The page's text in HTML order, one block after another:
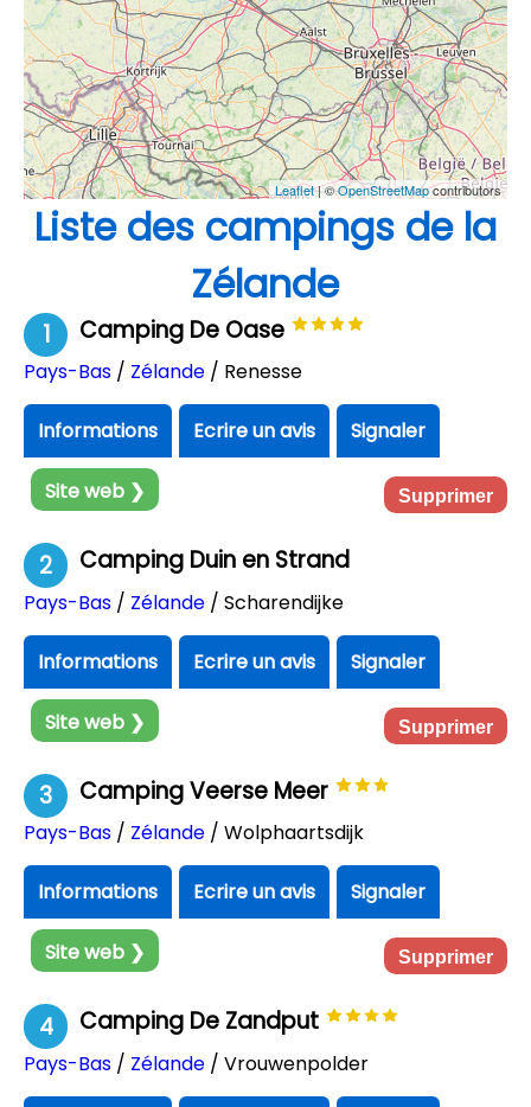
Leaflet| ©OpenStreetMapcontributors
Liste des campings de la
Zélande
1 Camping De Oase
Pays-Bas / Zélande / Renesse
Informations Ecrire un avis Signaler
Site web ❯ Supprimer
2 Camping Duin en Strand
Pays-Bas / Zélande / Scharendijke
Informations Ecrire un avis Signaler
Site web ❯ Supprimer
3 Camping Veerse Meer
Pays-Bas / Zélande / Wolphaartsdijk
Informations Ecrire un avis Signaler
Site web ❯ Supprimer
4 Camping De Zandput
Pays-Bas / Zélande / Vrouwenpolder